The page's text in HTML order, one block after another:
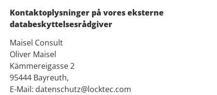
Kontaktoplysninger på vores eksterne
databeskyttelsesrådgiver
Maisel Consult
Oliver Maisel
Kämmereigasse 2
95444 Bayreuth,
E-Mail: datenschutz@locktec.com